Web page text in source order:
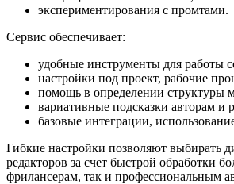
экспериментирования с промтами.
Сервис обеспечивает:
удобные инструменты для работы
настройки под проект, рабочие
помощь в определении структуры
вариативные подсказки авторам и
базовые интеграции,
Гибкие настройки позволяют выбирать
редакторов за счет быстрой обработки
фрилансерам, так и профессиональным